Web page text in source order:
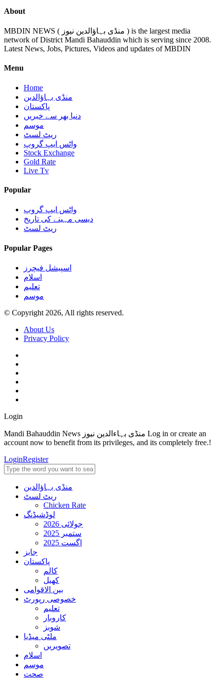
About
MBDIN NEWS ( منڈی بہاؤالدین نیوز ) is the largest media
network of District Mandi Bahauddin which is serving since 2008.
Latest News, Jobs, Pictures, Videos and updates of MBDIN
Menu
Home
منڈی بہاؤالدین
پاکستان
دنیا بھر سے خبریں
موسم
ریٹ لسٹ
واٹس ایپ گروپ
Stock Exchange
Gold Rate
Live Tv
Popular
واٹس ایپ گروپ
دیسی مہینے کی تاریخ
ریٹ لسٹ
Popular Pages
اسپیشل فیچرز
اسلام
تعلیم
موسم
© Copyright 2026, All rights reserved.
About Us
Privacy Policy
Login
Mandi Bahauddin News منڈی بہاءالدین نیوز Log in or create an
account now to benefit from its privileges, and its completely free.!
LoginRegister
منڈی بہاؤالدین
ریٹ لسٹ
Chicken Rate
لوڈشیڈنگ
جولائی 2026
ستمبر 2025
اگست 2025
جابز
پاکستان
کالم
کھیل
بین الاقوامی
خصوصی رپورٹ
تعلیم
کاروبار
شوبز
ملٹی میڈیا
تصویریں
اسلام
موسم
صحت